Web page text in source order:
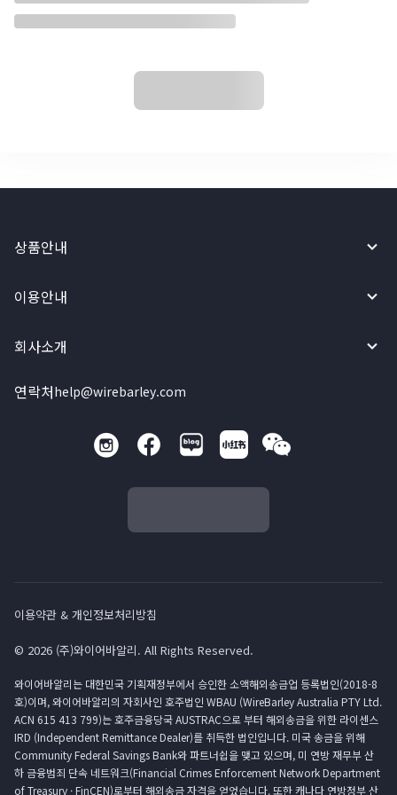
상품안내
이용안내
회사소개
연락처help@wirebarley.com
이용약관 & 개인정보처리방침
© 2026 (주)와이어바알리. All Rights Reserved.
와이어바알리는 대한민국 기획재정부에서 승인한 소액해외송금업 등록법인(2018-8
호)이며, 와이어바알리의 자회사인 호주법인 WBAU (WireBarley Australia PTY Ltd.
ACN 615 413 799)는 호주금융당국 AUSTRAC으로 부터 해외송금을 위한 라이센스
IRD (Independent Remittance Dealer)를 취득한 법인입니다. 미국 송금을 위해
Community Federal Savings Bank와 파트너쉽을 맺고 있으며, 미 연방 재무부 산
하 금융범죄 단속 네트워크(Financial Crimes Enforcement Network Department
of Treasury · FinCEN)로부터 해외송금 자격을 얻었습니다. 또한 캐나다 연방정부 산